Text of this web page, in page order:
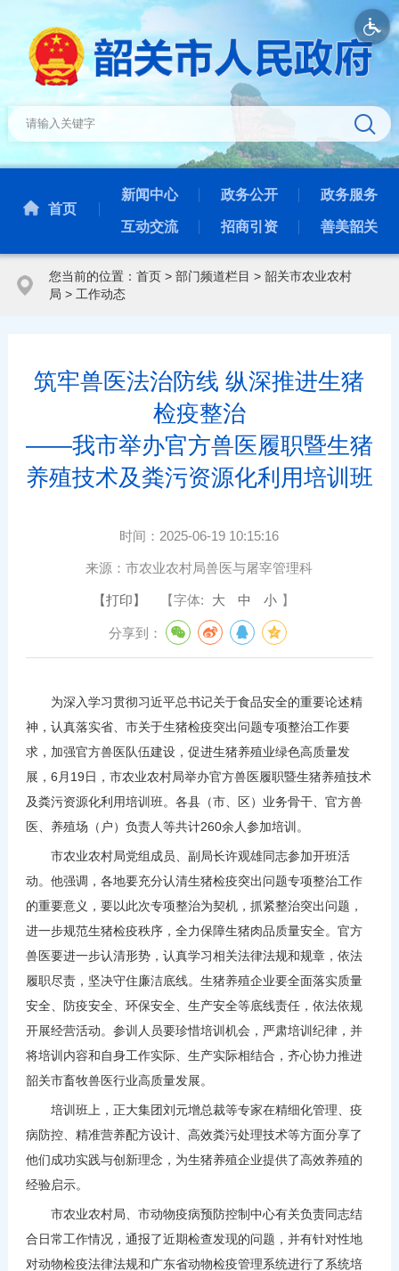
首页
新闻中心 政务公开 政务服务
互动交流 招商引资 善美韶关
您当前的位置： 首页> 部门频道栏目 > 韶关市农业农村
局 > 工作动态
筑牢兽医法治防线 纵深推进生猪
检疫整治
——我市举办官方兽医履职暨生猪
养殖技术及粪污资源化利用培训班
时间： 2025-06-19 10:15:16
来源：市农业农村局兽医与屠宰管理科
【打印】 【字体: 大 中 小 】
分享到：
为深入学习贯彻习近平总书记关于食品安全的重要论述精
神，认真落实省、市关于生猪检疫突出问题专项整治工作要
求，加强官方兽医队伍建设，促进生猪养殖业绿色高质量发
展，6月19日，市农业农村局举办官方兽医履职暨生猪养殖技术
及粪污资源化利用培训班。各县（市、区）业务骨干、官方兽
医、养殖场（户）负责人等共计260余人参加培训。
市农业农村局党组成员、副局长许观雄同志参加开班活
动。他强调，各地要充分认清生猪检疫突出问题专项整治工作
的重要意义，要以此次专项整治为契机，抓紧整治突出问题，
进一步规范生猪检疫秩序，全力保障生猪肉品质量安全。官方
兽医要进一步认清形势，认真学习相关法律法规和规章，依法
履职尽责，坚决守住廉洁底线。生猪养殖企业要全面落实质量
安全、防疫安全、环保安全、生产安全等底线责任，依法依规
开展经营活动。参训人员要珍惜培训机会，严肃培训纪律，并
将培训内容和自身工作实际、生产实际相结合，齐心协力推进
韶关市畜牧兽医行业高质量发展。
培训班上，正大集团刘元增总裁等专家在精细化管理、疫
病防控、精准营养配方设计、高效粪污处理技术等方面分享了
他们成功实践与创新理念，为生猪养殖企业提供了高效养殖的
经验启示。
市农业农村局、市动物疫病预防控制中心有关负责同志结
合日常工作情况，通报了近期检查发现的问题，并有针对性地
对动物检疫法律法规和广东省动物检疫管理系统进行了系统培